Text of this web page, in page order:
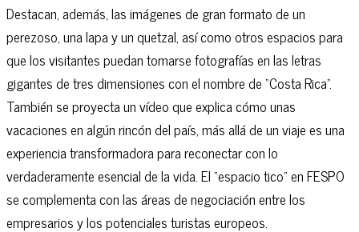
Destacan, además, las imágenes de gran formato de un
perezoso, una lapa y un quetzal, así como otros espacios para
que los visitantes puedan tomarse fotografías en las letras
gigantes de tres dimensiones con el nombre de “Costa Rica”.
También se proyecta un vídeo que explica cómo unas
vacaciones en algún rincón del país, más allá de un viaje es una
experiencia transformadora para reconectar con lo
verdaderamente esencial de la vida. El “espacio tico” en FESPO
se complementa con las áreas de negociación entre los
empresarios y los potenciales turistas europeos.